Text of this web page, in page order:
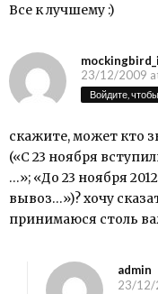
Все к лучшему :)
23/12/2009
Войдите,
скажите, может кто
(«С 23 ноября
…»; «До 23 ноября
вывоз…»)? хочу
принимаюся столь
admin
23/12/